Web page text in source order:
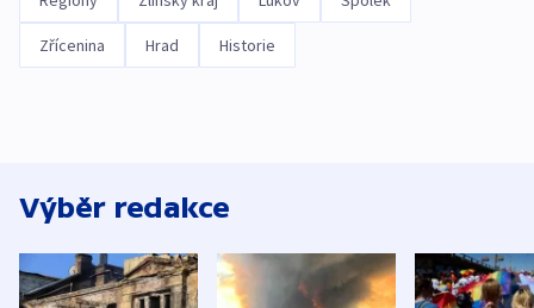
Zřícenina Hrad Historie
Výběr redakce